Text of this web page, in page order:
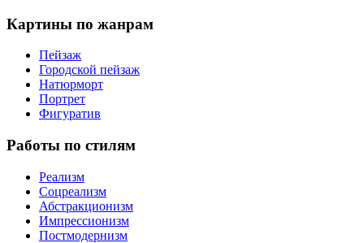
Картины по жанрам
Пейзаж
Городской пейзаж
Натюрморт
Портрет
Фигуратив
Работы по стилям
Реализм
Соцреализм
Абстракционизм
Импрессионизм
Постмодернизм